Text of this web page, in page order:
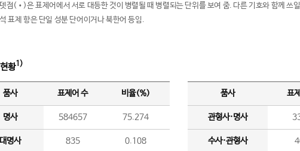
점(•)은 표제어에서 서로 대등한 것이 병렬될 때 병렬되는 단위를 보여 줌. 다른 기호와 함께 쓰
표제 항은 단일 성분 단어이거나 북한어 등임.
황1)
품사 표제어 수 비율(%)
명사 584657 75.274
명사 835 0.108
품사 표
관형사·명사
수사·관형사